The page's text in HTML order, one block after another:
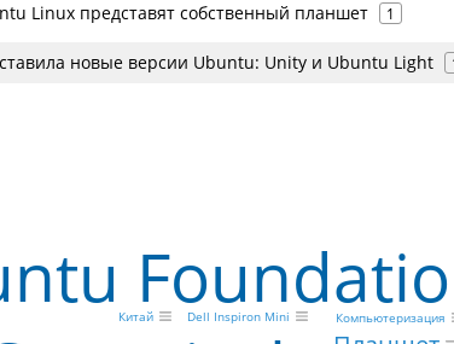
Linux представят собственный планшет 1
новые версии Ubuntu: Unity и Ubuntu Light
Компьютеризация
Dell Inspiron Mini
Китай